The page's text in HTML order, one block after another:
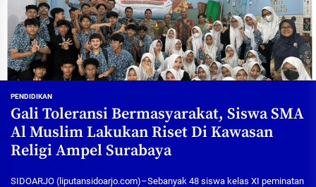
PENDIDIKAN
Gali Toleransi Bermasyarakat, Siswa SMA
Al Muslim Lakukan Riset Di Kawasan
Religi Ampel Surabaya
SIDOARJO (liputansidoarjo.com)–Sebanyak 48 siswa kelas XI peminatan